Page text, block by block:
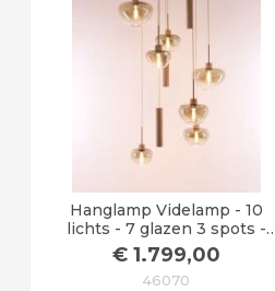
Hanglamp Videlamp - 10
lichts - 7 glazen 3 spots -
Beige kleur
€1.799,00
46070